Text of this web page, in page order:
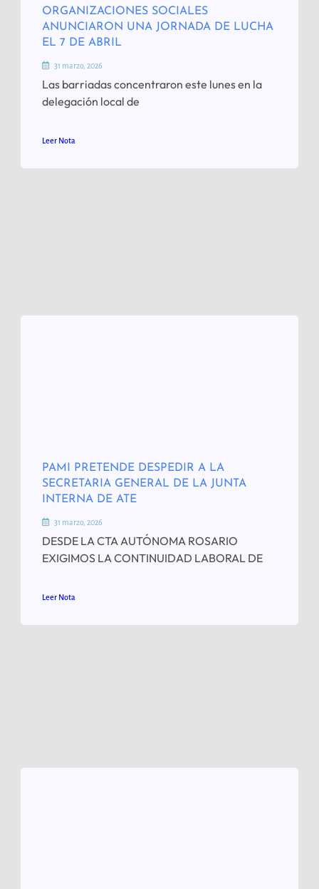
ORGANIZACIONES SOCIALES
ANUNCIARON UNA JORNADA DE LUCHA
EL 7 DE ABRIL
31 marzo, 2026
Las barriadas concentraron este lunes en la
delegación local de
Leer Nota
PAMI PRETENDE DESPEDIR A LA
SECRETARIA GENERAL DE LA JUNTA
INTERNA DE ATE
31 marzo, 2026
DESDE LA CTA AUTÓNOMA ROSARIO
EXIGIMOS LA CONTINUIDAD LABORAL DE
Leer Nota